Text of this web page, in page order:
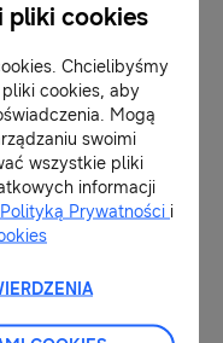
produkty
na targach Home
2022 w Poznaniu
odświeżanie szafy
szaleństwo – aktywny
pliki cookies
Chcielibyśmy
cookies, aby
Mogą
swoimi
wszystkie pliki
informacji
Prywatności i